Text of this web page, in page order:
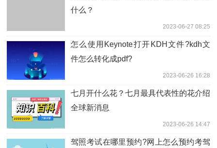
什么？
2023-06-27 08:25
怎么使用Keynote打开KDH文件?kdh文
件怎么转化成pdf?
2023-06-26 16:28
七月开什么花？七月最具代表性的花介绍
全球新消息
2023-06-26 14:47
驾照考试在哪里预约?网上怎么预约考驾